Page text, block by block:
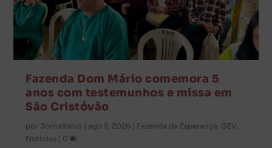
Fazenda Dom Mário comemora 5
anos com testemunhos e missa em
São Cristóvão
por Jornalismo | ago 5, 2026 | Fazenda da Esperança GEV
Notícias | 0